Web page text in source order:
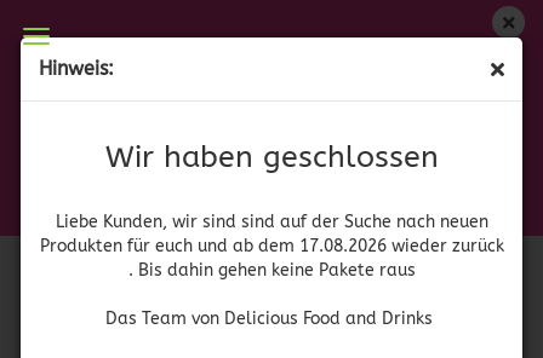
Hinweis:
Wir haben geschlossen
Liebe Kunden, wir sind sind auf der Suche nach neuen
Produkten für euch und ab dem 17.08.2026 wieder zurück
. Bis dahin gehen keine Pakete raus
Das Team von Delicious Food and Drinks
Wir haben geschlossen
zurück. Bis dahin gehen keine Pakete raus
Das Team von Delicious Food and Drinks
11032)